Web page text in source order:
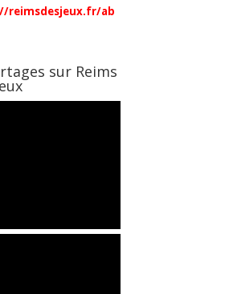
reimsdesjeux.fr/ab
sur Reims